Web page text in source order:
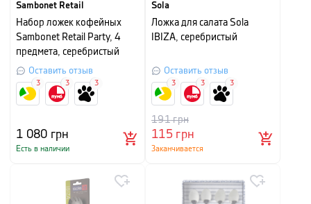
Sambonet Retail
Набор ложек кофейных
Sambonet Retail Party, 4
предмета, серебристый
Оставить отзыв
1 080 грн
Есть в наличии
3 3 3
Sola
Ложка для салата Sola
IBIZA, серебристый
Оставить отзыв
115грн
191грн
Заканчивается
3 3 3